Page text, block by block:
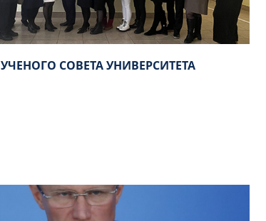
ЗАСЕДАНИЕ УЧЕНОГО СОВЕТА УНИВЕРСИТЕТА